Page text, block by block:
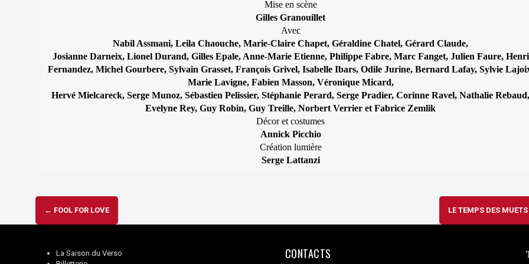
Mise en scène
Gilles Granouillet
Avec
Nabil Assmani, Leila Chaouche, Marie-Claire Chapet, Géraldine Chatel, Gérard Claude,
Josianne Darneix, Lionel Durand, Gilles Epale, Anne-Marie Etienne, Philippe Fabre, Marc Fanget, Julien Faure, Henri
Fernandez, Michel Gourbere, Sylvain Grasset, François Grivel, Isabelle Ibars, Odile Jurine, Bernard Lafay, Sylvie
Marie Lavigne, Fabien Masson, Véronique Micard,
Hervé Mielcareck, Serge Munoz, Sébastien Pelissier, Stéphanie Perard, Serge Pradier, Corinne Ravel, Nathalie Rebaud,
Evelyne Rey, Guy Robin, Guy Treille, Norbert Verrier et Fabrice Zemlik
Décor et costumes
Annick Picchio
Création lumière
Serge Lattanzi
Navigation
d'article
← FOOL FOR LOVE LE TEMPS DES MUETS
La Saison du Verso
CONTACTS